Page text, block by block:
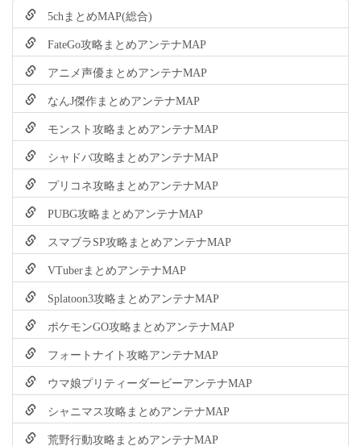
5chまとめMAP(総合)
FateGo攻略まとめアンテナMAP
アニメ声優まとめアンテナMAP
なんJ傑作まとめアンテナMAP
モンスト攻略まとめアンテナMAP
シャドバ攻略まとめアンテナMAP
プリコネ攻略まとめアンテナMAP
PUBG攻略まとめアンテナMAP
スマブラSP攻略まとめアンテナMAP
VTuberまとめアンテナMAP
Splatoon3攻略まとめアンテナMAP
ポケモンGO攻略まとめアンテナMAP
フォートナイト攻略アンテナMAP
ウマ娘プリティーダービーアンテナMAP
シャニマス攻略まとめアンテナMAP
荒野行動攻略まとめアンテナMAP